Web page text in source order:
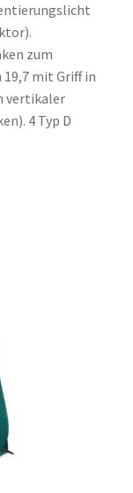
zum
19,7 mit Griff in
vertikaler
4 Typ D